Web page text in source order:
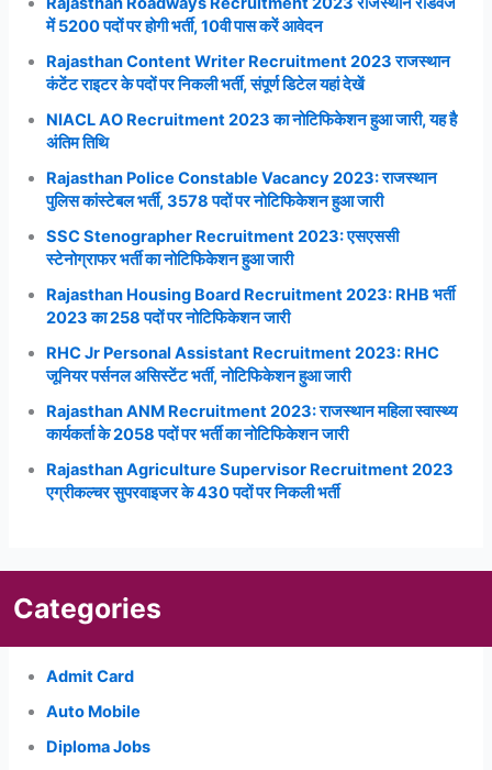
में 5200 पदों पर होगी भर्ती, 10वी पास करें आवेदन
Rajasthan Content Writer Recruitment 2023 राजस्थान
कंटेंट राइटर के पदों पर निकली भर्ती, संपूर्ण डिटेल यहां देखें
NIACL AO Recruitment 2023 का नोटिफिकेशन हुआ जारी, यह है
अंतिम तिथि
Rajasthan Police Constable Vacancy 2023: राजस्थान
पुलिस कांस्टेबल भर्ती, 3578 पदों पर नोटिफिकेशन हुआ जारी
SSC Stenographer Recruitment 2023: एसएससी
स्टेनोग्राफर भर्ती का नोटिफिकेशन हुआ जारी
Rajasthan Housing Board Recruitment 2023: RHB भर्ती
2023 का 258 पदों पर नोटिफिकेशन जारी
RHC Jr Personal Assistant Recruitment 2023: RHC
जूनियर पर्सनल असिस्टेंट भर्ती, नोटिफिकेशन हुआ जारी
Rajasthan ANM Recruitment 2023: राजस्थान महिला स्वास्थ्य
कार्यकर्ता के 2058 पदों पर भर्ती का नोटिफिकेशन जारी
Rajasthan Agriculture Supervisor Recruitment 2023
एग्रीकल्चर सुपरवाइजर के 430 पदों पर निकली भर्ती
Categories
Admit Card
Auto Mobile
Diploma Jobs